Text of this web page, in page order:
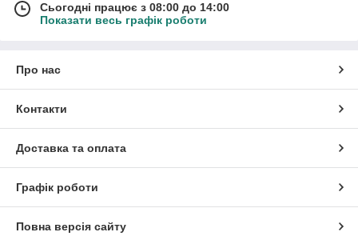
Сьогодні працює з 08:00 до 14:00
Показати весь графік роботи
Про нас
Контакти
Доставка та оплата
Графік роботи
Повна версія сайту